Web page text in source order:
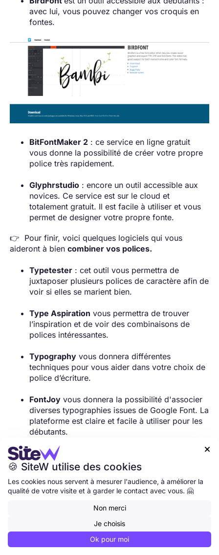
avec lui, vous pouvez changer vos croquis en
fontes.
BitFontMaker 2 : ce service en ligne gratuit
vous donne la possibilité de créer votre propre
police très rapidement.
Glyphrstudio : encore un outil accessible aux
novices. Ce service est sur le cloud et
totalement gratuit. Il est facile à utiliser et vous
permet de designer votre propre fonte.
👉 Pour finir, voici quelques logiciels qui vous
aideront à bien combiner vos polices.
Typetester : cet outil vous permettra de
juxtaposer plusieurs polices de caractère afin de
voir si elles se marient bien.
Type Aspiration vous permettra de trouver
l’inspiration et de voir des combinaisons de
polices intéressantes.
Typography vous donnera différentes
techniques pour vous aider dans votre choix de
police d’écriture.
FontJoy vous donnera la possibilité d'associer
diverses typographies issues de Google Font. La
plateforme est claire et facile à utiliser pour les
débutants.

🍪 SiteW utilise des cookies
Les cookies nous servent à mesurer l'audience, à améliorer la
qualité de votre visite et à garder le contact avec vous. 🤗
Non merci
Je choisis
Ok pour moi